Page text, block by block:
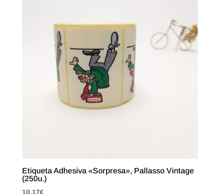
Etiqueta Adhesiva «Sorpresa», Pallasso Vintage
(250u.)
10,17€